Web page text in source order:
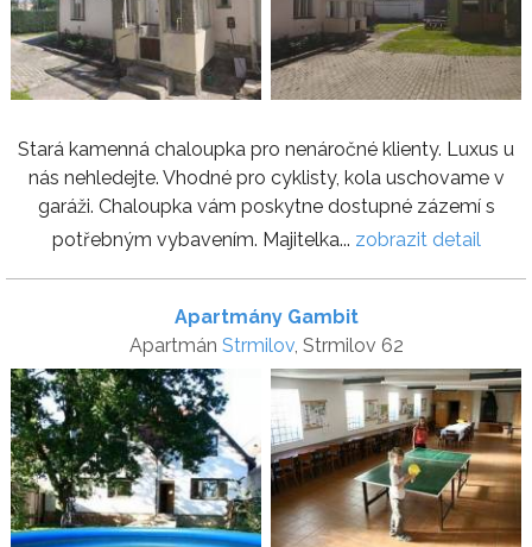
Stará kamenná chaloupka pro nenáročné klienty. Luxus u
nás nehledejte. Vhodné pro cyklisty, kola uschovame v
garáži. Chaloupka vám poskytne dostupné zázemí s
potřebným vybavením. Majitelka... zobrazit detail
Apartmány Gambit
Apartmán Strmilov, Strmilov 62